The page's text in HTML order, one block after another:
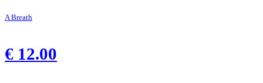
A Breath
€ 12.00